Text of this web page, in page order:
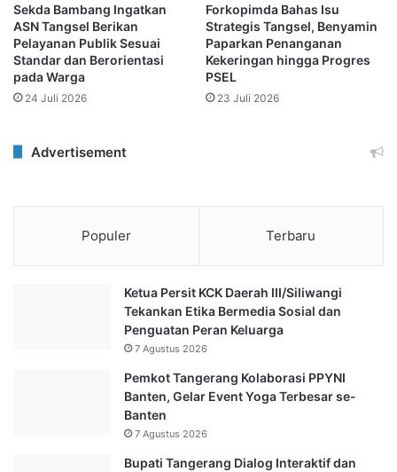
Sekda Bambang Ingatkan
ASN Tangsel Berikan
Pelayanan Publik Sesuai
Standar dan Berorientasi
pada Warga
24 Juli 2026
Forkopimda Bahas Isu
Strategis Tangsel, Benyamin
Paparkan Penanganan
Kekeringan hingga Progres
PSEL
23 Juli 2026
Advertisement
Populer Terbaru
Ketua Persit KCK Daerah III/Siliwangi
Tekankan Etika Bermedia Sosial dan
Penguatan Peran Keluarga
7 Agustus 2026
Pemkot Tangerang Kolaborasi PPYNI
Banten, Gelar Event Yoga Terbesar se-
Banten
7 Agustus 2026
Bupati Tangerang Dialog Interaktif dan